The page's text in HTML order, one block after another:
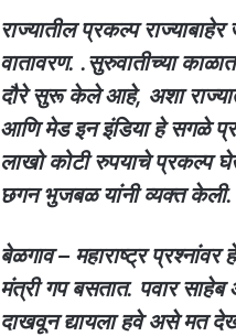
राज्यातील प्रकल्प
वातावरण. .सुरुवातीच्या
दौरे सुरू केले आहे, अशा
आणि मेड इन इंडिया हे सगळे
लाखो कोटी रुपयाचे प्रकल्प
छगन भुजबळ यांनी व्यक्त केली.
बेळगाव – महाराष्ट्र
मंत्री गप बसतात. पवार
दाखवून द्यायला हवे असे मत